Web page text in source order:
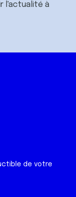
l'actualité à
de votre